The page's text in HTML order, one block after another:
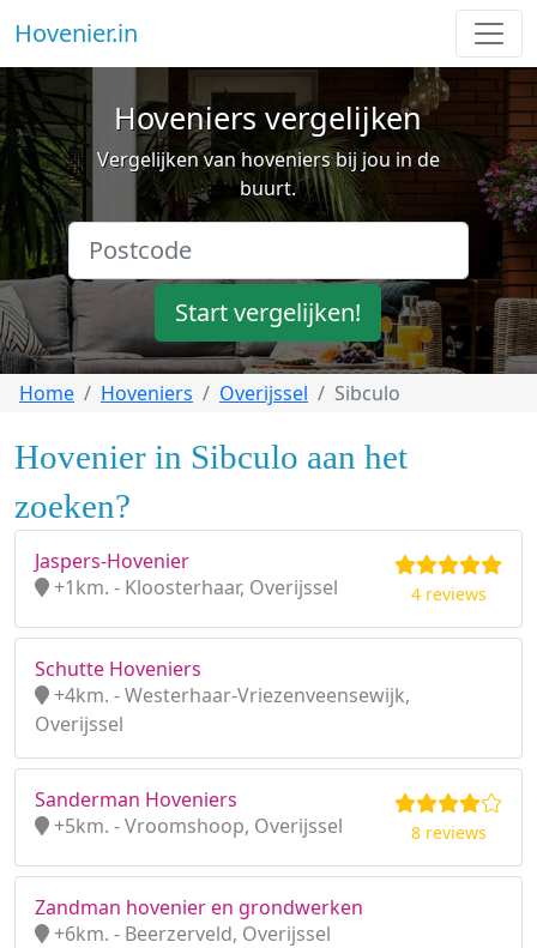
Hovenier.in
Hoveniers vergelijken
Vergelijken van hoveniers bij jou in de
buurt.
Start vergelijken!
Home Hoveniers Overijssel Sibculo
Hovenier in Sibculo aan het
zoeken?
Jaspers-Hovenier
+1km. - Kloosterhaar, Overijssel
4 reviews
Schutte Hoveniers
+4km. - Westerhaar-Vriezenveensewijk,
Overijssel
Sanderman Hoveniers
+5km. - Vroomshoop, Overijssel
8 reviews
Zandman hovenier en grondwerken
+6km. - Beerzerveld, Overijssel